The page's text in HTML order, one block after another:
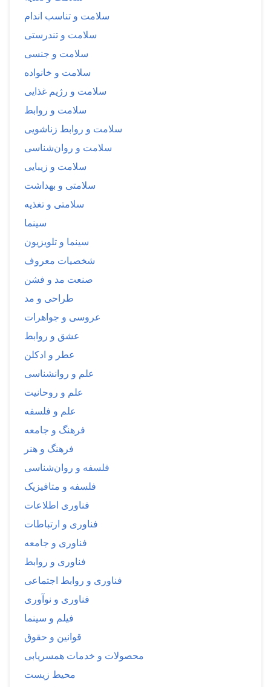
سلامت و تناسب اندام
سلامت و تندرستی
سلامت و جنسی
سلامت و خانواده
سلامت و رژیم غذایی
سلامت و روابط
سلامت و روابط زناشویی
سلامت و روان‌شناسی
سلامت و زیبایی
سلامتی و بهداشت
سلامتی و تغذیه
سینما
سینما و تلویزیون
شخصیات معروف
صنعت مد و فشن
طراحی و مد
عروسی و جواهرات
عشق و روابط
عطر و ادکلن
علم و روانشناسی
علم و روحانیت
علم و فلسفه
فرهنگ و جامعه
فرهنگ و هنر
فلسفه و روان‌شناسی
فلسفه و متافیزیک
فناوری اطلاعات
فناوری و ارتباطات
فناوری و جامعه
فناوری و روابط
فناوری و روابط اجتماعی
فناوری و نوآوری
فیلم و سینما
قوانین و حقوق
محصولات و خدمات همسریابی
محیط زیست